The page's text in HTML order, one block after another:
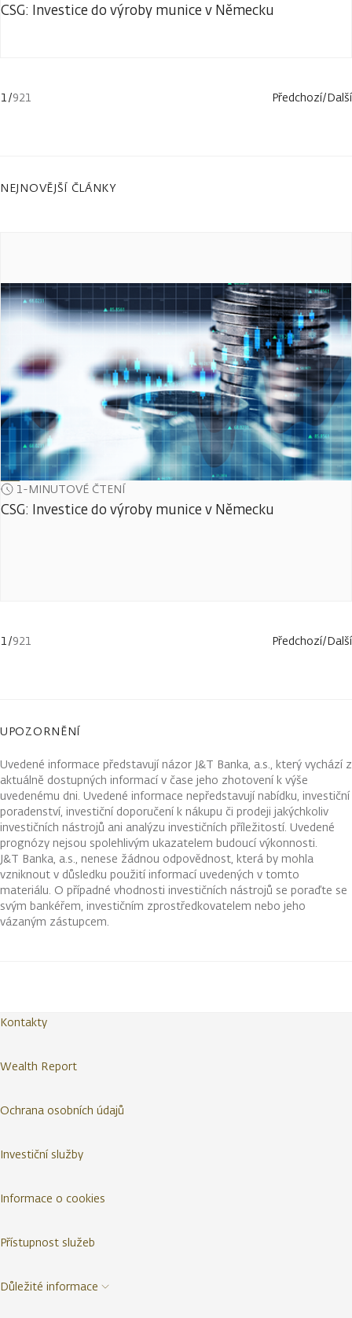
CSG: Investice do výroby munice v Německu
1/921 Předchozí/Další
NEJNOVĚJŠÍ ČLÁNKY
1-MINUTOVÉ ČTENÍ
CSG: Investice do výroby munice v Německu
1/921 Předchozí/Další
UPOZORNĚNÍ
Uvedené informace představují názor J&T Banka, a.s., který vychází z
aktuálně dostupných informací v čase jeho zhotovení k výše
uvedenému dni. Uvedené informace nepředstavují nabídku, investiční
poradenství, investiční doporučení k nákupu či prodeji jakýchkoliv
investičních nástrojů ani analýzu investičních příležitostí. Uvedené
prognózy nejsou spolehlivým ukazatelem budoucí výkonnosti.
J&T Banka, a.s., nenese žádnou odpovědnost, která by mohla
vzniknout v důsledku použití informací uvedených v tomto
materiálu. O případné vhodnosti investičních nástrojů se poraďte se
svým bankéřem, investičním zprostředkovatelem nebo jeho
vázaným zástupcem.
Kontakty
Wealth Report
Ochrana osobních údajů
Investiční služby
Informace o cookies
Přístupnost služeb
Důležité informace